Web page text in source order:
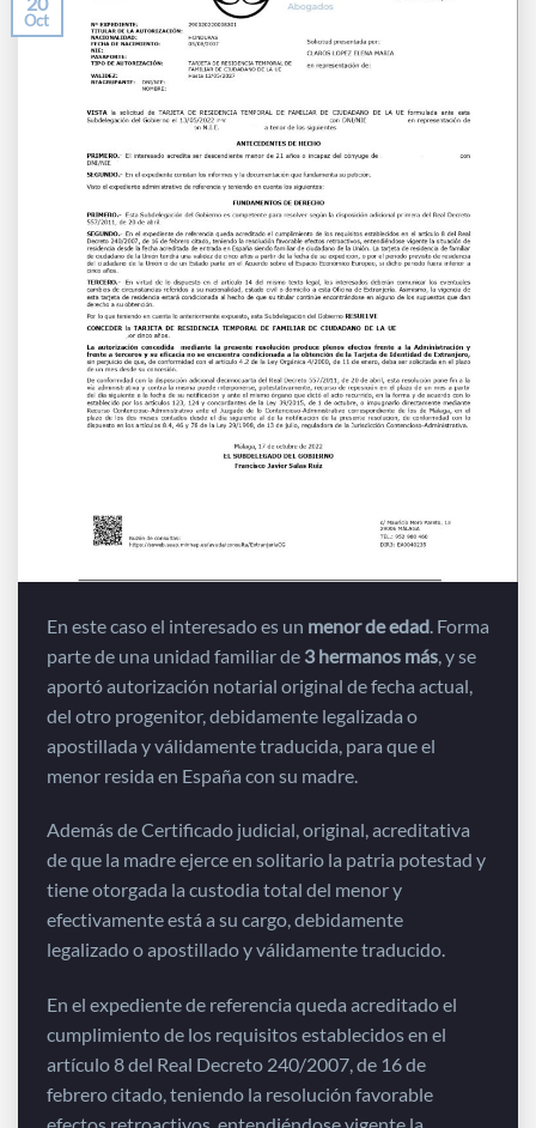
Oct
En este caso el interesado es un menor de edad . Forma
parte de una unidad familiar de 3 hermanos más , y se
aportó autorización notarial original de fecha actual,
del otro progenitor, debidamente legalizada o
apostillada y válidamente traducida, para que el
menor resida en España con su madre.
Además de Certificado judicial, original, acreditativa
de que la madre ejerce en solitario la patria potestad y
tiene otorgada la custodia total del menor y
efectivamente está a su cargo, debidamente
legalizado o apostillado y válidamente traducido.
En el expediente de referencia queda acreditado el
cumplimiento de los requisitos establecidos en el
artículo 8 del Real Decreto 240/2007, de 16 de
febrero citado, teniendo la resolución favorable